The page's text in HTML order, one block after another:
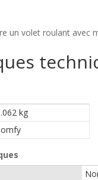
un volet roulant avec
kg